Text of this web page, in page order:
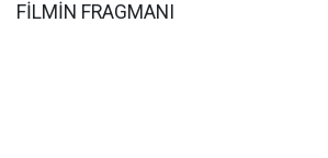
FİLMİN FRAGMANI